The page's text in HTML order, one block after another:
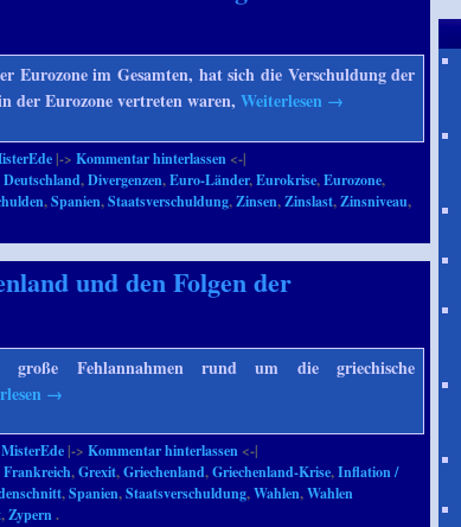
Eurozone im Gesamten, hat sich die Verschuldung der
der Eurozone vertreten waren,Weiterlesen →
|->Kommentar hinterlassen <-|
Deutschland,Divergenzen,Euro-Länder,Eurokrise,Eurozone,
,Spanien,Staatsverschuldung,Zinsen,Zinslast,Zinsniveau,
und den Folgen der
Fehlannahmen rund um die griechische
→
MisterEde |->Kommentar hinterlassen <-|
Frankreich,Grexit,Griechenland,Griechenland-Krise,Inflation /
,Spanien,Staatsverschuldung,Wahlen,Wahlen
,Zypern.